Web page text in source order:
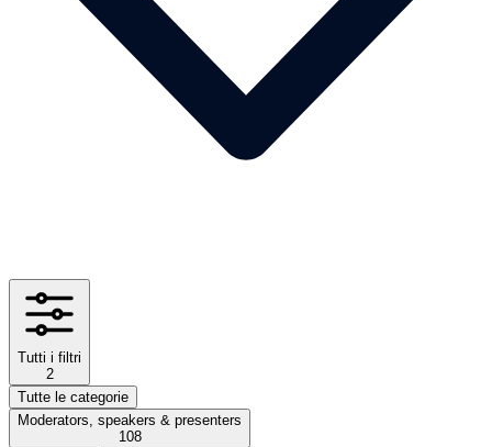
Tutti i filtri
2
Tutte le categorie
Moderators, speakers & presenters
108